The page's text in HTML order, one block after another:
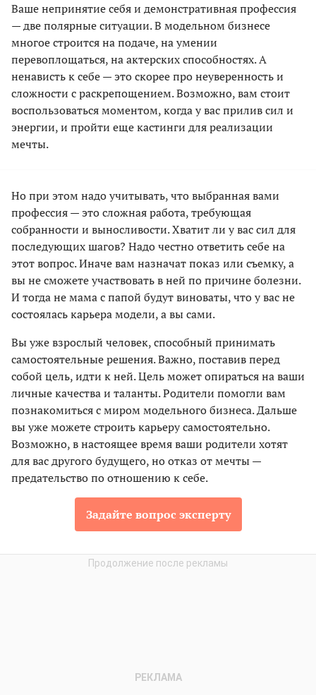
Ваше непринятие себя и демонстративная профессия
— две полярные ситуации. В модельном бизнесе
многое строится на подаче, на умении
перевоплощаться, на актерских способностях. А
ненависть к себе — это скорее про неуверенность и
сложности с раскрепощением. Возможно, вам стоит
воспользоваться моментом, когда у вас прилив сил и
энергии, и пройти еще кастинги для реализации
мечты.
Но при этом надо учитывать, что выбранная вами
профессия — это сложная работа, требующая
собранности и выносливости. Хватит ли у вас сил для
последующих шагов? Надо честно ответить себе на
этот вопрос. Иначе вам назначат показ или съемку, а
вы не сможете участвовать в ней по причине болезни.
И тогда не мама с папой будут виноваты, что у вас не
состоялась карьера модели, а вы сами.
Вы уже взрослый человек, способный принимать
самостоятельные решения. Важно, поставив перед
собой цель, идти к ней. Цель может опираться на ваши
личные качества и таланты. Родители помогли вам
познакомиться с миром модельного бизнеса. Дальше
вы уже можете строить карьеру самостоятельно.
Возможно, в настоящее время ваши родители хотят
для вас другого будущего, но отказ от мечты —
предательство по отношению к себе.
Задайте вопрос эксперту